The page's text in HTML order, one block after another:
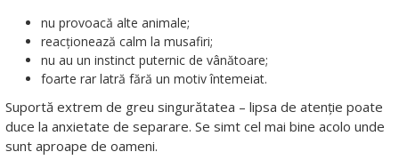
nu provoacă alte animale;
reacționează calm la musafiri;
nu au un instinct puternic de vânătoare;
foarte rar latră fără un motiv întemeiat.
Suportă extrem de greu singurătatea – lipsa de atenție poate
duce la anxietate de separare. Se simt cel mai bine acolo unde
sunt aproape de oameni.